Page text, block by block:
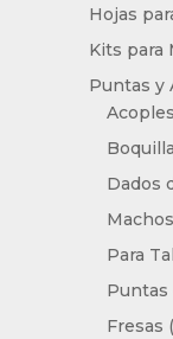
Hojas
Kits para
Puntas y
Dados
Para
Fresas